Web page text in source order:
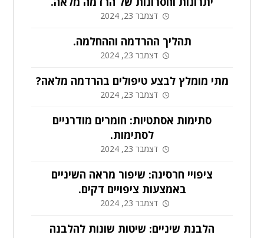
דצמבר 23, 2024
תהליך ההרדמה וההחלמה.
דצמבר 23, 2024
מתי מומלץ לבצע טיפולים בהרדמה מלאה?
דצמבר 23, 2024
סתימות אסתטיות: חומרים מודרניים
לסתימות.
דצמבר 23, 2024
ציפויי חרסינה: שיפור מראה השיניים
באמצעות ציפויים דקים.
דצמבר 23, 2024
הלבנת שיניים: שיטות שונות להלבנה